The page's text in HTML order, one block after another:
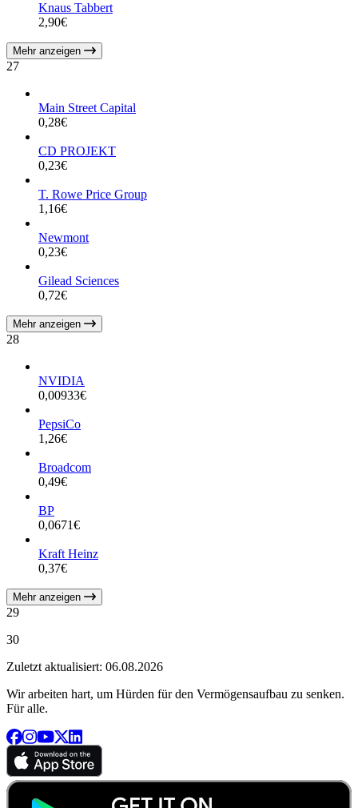
Knaus Tabbert
2,90€
Mehr anzeigen
27
Main Street Capital
0,28€
CD PROJEKT
0,23€
T. Rowe Price Group
1,16€
Newmont
0,23€
Gilead Sciences
0,72€
Mehr anzeigen
28
NVIDIA
0,00933€
PepsiCo
1,26€
Broadcom
0,49€
BP
0,0671€
Kraft Heinz
0,37€
Mehr anzeigen
29
30
Zuletzt aktualisiert: 06.08.2026
Wir arbeiten hart, um Hürden für den Vermögensaufbau zu senken.
Für alle.